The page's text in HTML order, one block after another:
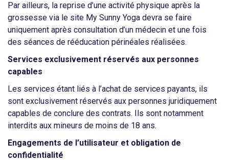
Par ailleurs, la reprise d’une activité physique après la
grossesse via le site My Sunny Yoga devra se faire
uniquement après consultation d’un médecin et une fois
des séances de rééducation périnéales réalisées.
Services exclusivement réservés aux personnes
capables
Les services étant liés à l’achat de services payants, ils
sont exclusivement réservés aux personnes juridiquement
capables de conclure des contrats. Ils sont notamment
interdits aux mineurs de moins de 18 ans.
Engagements de l’utilisateur et obligation de
confidentialité